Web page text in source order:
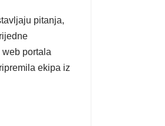
pitanja,
portala
ekipa iz